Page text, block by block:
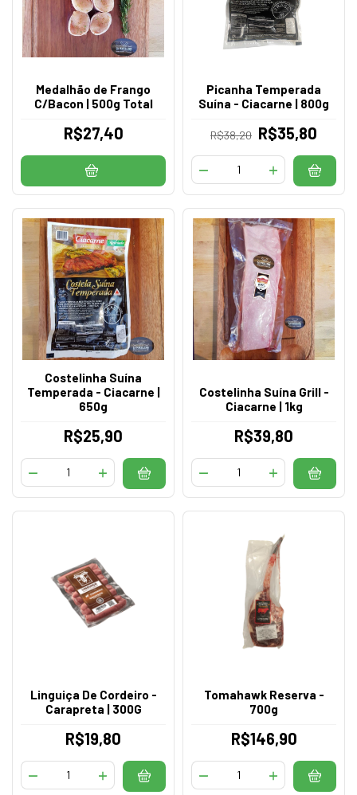
Medalhão de Frango
C/Bacon | 500g Total
R$27,40
Picanha Temperada
Suína - Ciacarne | 800g
R$38,20 R$35,80
Costelinha Suína
Temperada - Ciacarne |
650g
R$25,90
Costelinha Suína Grill -
Ciacarne | 1kg
R$39,80
Linguiça De Cordeiro -
Carapreta | 300G
R$19,80
Tomahawk Reserva -
700g
R$146,90